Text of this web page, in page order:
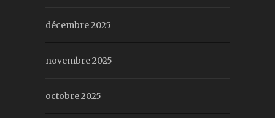
décembre 2025
novembre 2025
octobre 2025